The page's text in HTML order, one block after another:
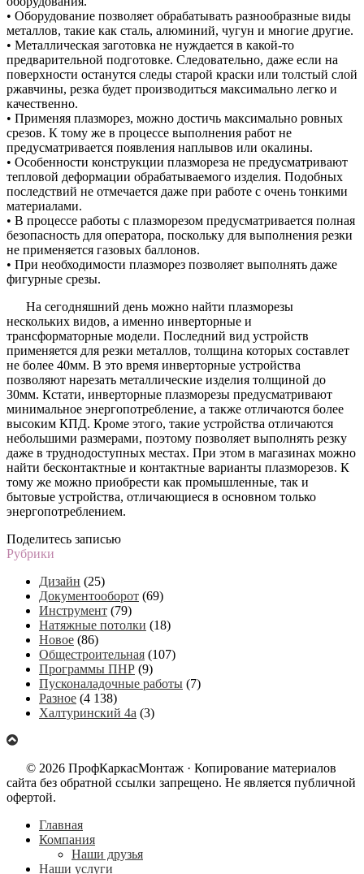
• Оборудование позволяет обрабатывать разнообразные виды
металлов, такие как сталь, алюминий, чугун и многие другие.
• Металлическая заготовка не нуждается в какой-то
предварительной подготовке. Следовательно, даже если на
поверхности останутся следы старой краски или толстый слой
ржавчины, резка будет производиться максимально легко и
качественно.
• Применяя плазморез, можно достичь максимально ровных
срезов. К тому же в процессе выполнения работ не
предусматривается появления наплывов или окалины.
• Особенности конструкции плазмореза не предусматривают
тепловой деформации обрабатываемого изделия. Подобных
последствий не отмечается даже при работе с очень тонкими
материалами.
• В процессе работы с плазморезом предусматривается полная
безопасность для оператора, поскольку для выполнения резки
не применяется газовых баллонов.
• При необходимости плазморез позволяет выполнять даже
фигурные срезы.
На сегодняшний день можно найти плазморезы
нескольких видов, а именно инверторные и
трансформаторные модели. Последний вид устройств
применяется для резки металлов, толщина которых составлет
не более 40мм. В это время инверторные устройства
позволяют нарезать металлические изделия толщиной до
30мм. Кстати, инверторные плазморезы предусматривают
минимальное энергопотребление, а также отличаются более
высоким КПД. Кроме этого, такие устройства отличаются
небольшими размерами, поэтому позволяет выполнять резку
даже в труднодоступных местах. При этом в магазинах можно
найти бесконтактные и контактные варианты плазморезов. К
тому же можно приобрести как промышленные, так и
бытовые устройства, отличающиеся в основном только
энергопотреблением.
Поделитесь записью
Рубрики
Дизайн (25)
Документооборот (69)
Инструмент (79)
Натяжные потолки (18)
Новое (86)
Общестроительная (107)
Программы ПНР (9)
Пусконаладочные работы (7)
Разное (4 138)
Халтуринский 4а (3)
© 2026 ПрофКаркасМонтаж · Копирование материалов
сайта без обратной ссылки запрещено. Не является публичной
офертой.
Главная
Компания
Наши друзья
Наши услуги